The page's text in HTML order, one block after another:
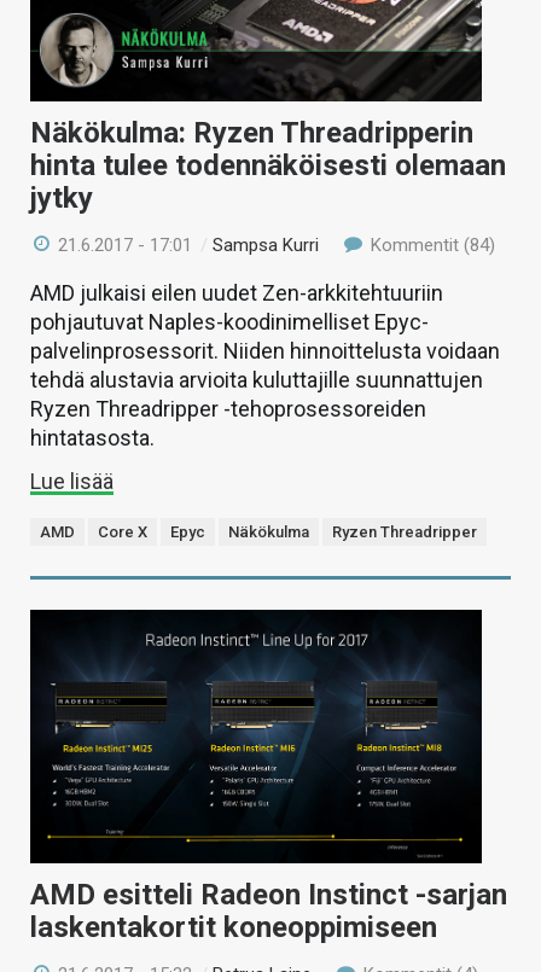
Näkökulma: Ryzen Threadripperin
hinta tulee todennäköisesti olemaan
jytky
21.6.2017 - 17:01 /Sampsa Kurri Kommentit (84)
AMD julkaisi eilen uudet Zen-arkkitehtuuriin
pohjautuvat Naples-koodinimelliset Epyc-
palvelinprosessorit. Niiden hinnoittelusta voidaan
tehdä alustavia arvioita kuluttajille suunnattujen
Ryzen Threadripper -tehoprosessoreiden
hintatasosta.
Lue lisää
AMD Core X Epyc Näkökulma Ryzen Threadripper
AMD esitteli Radeon Instinct -sarjan
laskentakortit koneoppimiseen